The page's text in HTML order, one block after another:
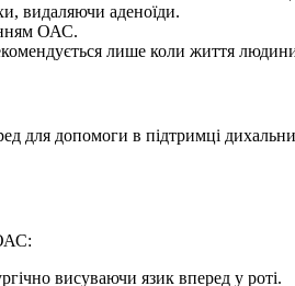
видаляючи аденоїди.
ОАС.
лише коли життя
для допомоги в підтримці
висуваючи язик вперед у роті.